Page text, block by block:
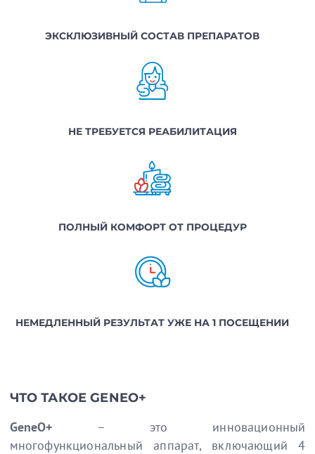
ЭКСКЛЮЗИВНЫЙ СОСТАВ ПРЕПАРАТОВ
НЕ ТРЕБУЕТСЯ РЕАБИЛИТАЦИЯ
ПОЛНЫЙ КОМФОРТ ОТ ПРОЦЕДУР
НЕМЕДЛЕННЫЙ РЕЗУЛЬТАТ УЖЕ НА 1 ПОСЕЩЕНИИ
ЧТО ТАКОЕ GENEO+
GeneO+ – это инновационный
многофункциональный аппарат, включающий 4